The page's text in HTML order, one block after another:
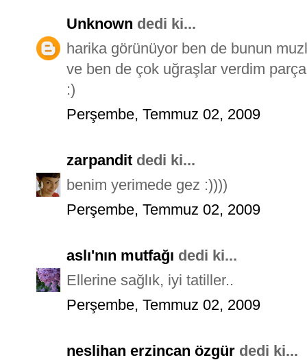
Unknown dedi ki...
harika görünüyor ben de bunun
ve ben de çok uğraşlar verdim
:)
Perşembe, Temmuz 02, 2009
zarpandit dedi ki...
benim yerimede gez :))))
Perşembe, Temmuz 02, 2009
aslı'nın mutfağı dedi ki...
Ellerine sağlık, iyi tatiller..
Perşembe, Temmuz 02, 2009
neslihan erzincan özgür dedi ki...